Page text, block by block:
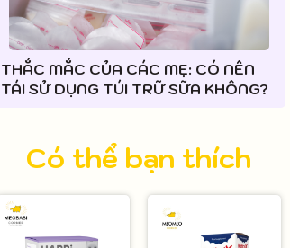
THẮC MẮC CỦA CÁC MẸ: CÓ NÊN
TÁI SỬ DỤNG TÚI TRỮ SỮA KHÔNG?
Có thể bạn thích